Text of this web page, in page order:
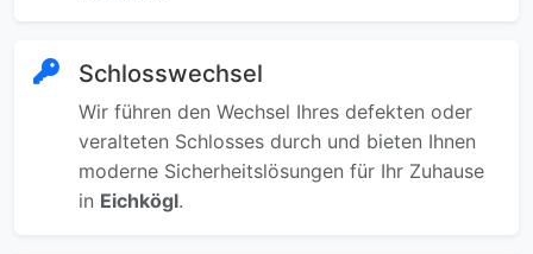
Schlosswechsel
Wir führen den Wechsel Ihres defekten oder
veralteten Schlosses durch und bieten Ihnen
moderne Sicherheitslösungen für Ihr Zuhause
in Eichkögl.